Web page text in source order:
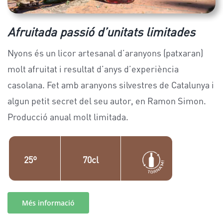
Afruitada passió d’unitats limitades
Nyons és un licor artesanal d’aranyons (patxaran)
molt afruitat i resultat d’anys d’experiència
casolana. Fet amb aranyons silvestres de Catalunya i
algun petit secret del seu autor, en Ramon Simon.
Producció anual molt limitada.
25º 70cl
Més informació